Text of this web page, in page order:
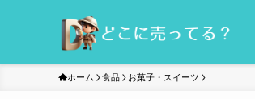
ホーム 食品 お菓子・スイーツ